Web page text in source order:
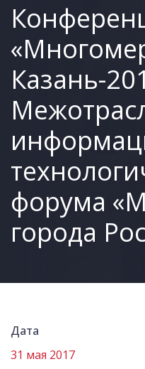
Казань-
форума
города
Дата
31 мая 2017